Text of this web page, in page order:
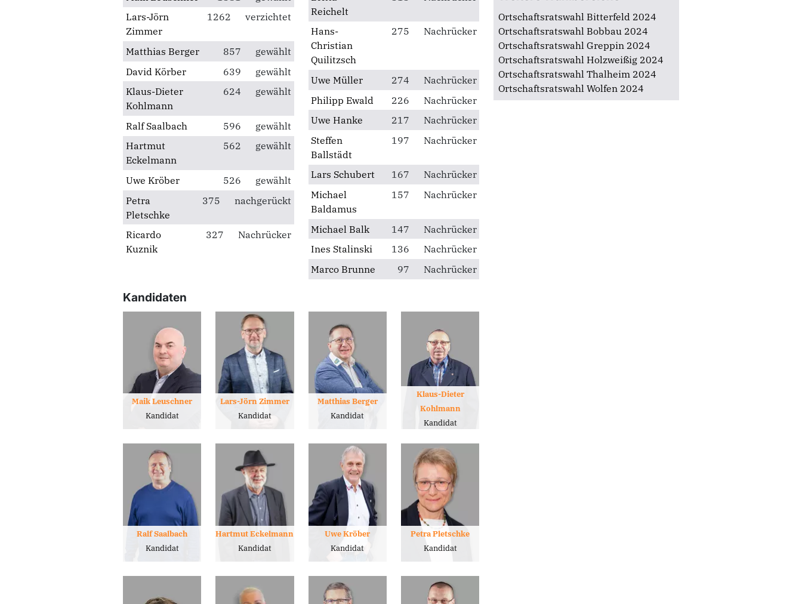
Ortsverband Wolfen-Bobbau
Stadtverband Zörbig
Lars-Jörn
Zimmer
1262 verzichtet
Matthias Berger 857
gewählt
David Körber
639
gewählt
Klaus-Dieter
Kohlmann
624 gewählt
Ralf Saalbach 596
gewählt
Hartmut
Eckelmann
562 gewählt
Uwe Kröber 526
gewählt
Petra
Pletschke
375 nachgerückt
Ricardo
Kuznik
327 Nachrücker
Reichelt
Hans-
Christian
Quilitzsch
275 Nachrücker
Uwe Müller 274
Nachrücker
Philipp Ewald
226
Nachrücker
Uwe Hanke
217
Nachrücker
Steffen
Ballstädt
197 Nachrücker
Lars Schubert 167
Nachrücker
Michael
Baldamus
157 Nachrücker
Michael Balk 147
Nachrücker
Ines Stalinski
136
Nachrücker
Marco Brunne
97 Nachrücker
Kandidaten
Maik Leuschner
Kandidat
Lars-Jörn Zimmer
Kandidat
Matthias Berger
Kandidat
Klaus-Dieter
Kohlmann
Kandidat
Ralf Saalbach
Kandidat
Hartmut Eckelmann
Kandidat
Uwe Kröber
Kandidat
Petra Pletschke
Kandidat
Ortschaftsratswahl Bitterfeld 2024
Ortschaftsratswahl Bobbau 2024
Ortschaftsratswahl Greppin 2024
Ortschaftsratswahl Holzweißig 2024
Ortschaftsratswahl Thalheim 2024
Ortschaftsratswahl Wolfen 2024